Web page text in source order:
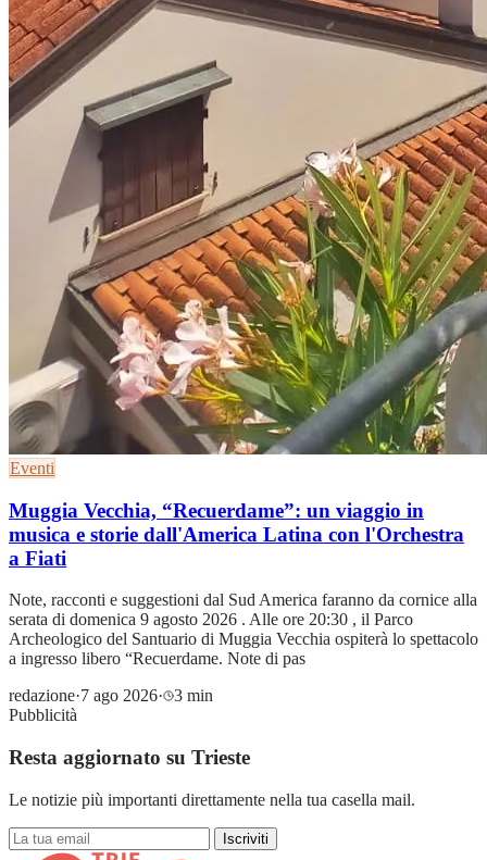
Eventi
Muggia Vecchia, “Recuerdame”: un viaggio in
musica e storie dall'America Latina con l'Orchestra
a Fiati
Note, racconti e suggestioni dal Sud America faranno da cornice alla
serata di domenica 9 agosto 2026 . Alle ore 20:30 , il Parco
Archeologico del Santuario di Muggia Vecchia ospiterà lo spettacolo
a ingresso libero “Recuerdame. Note di pas
redazione·7 ago 2026·
3 min
Pubblicità
Resta aggiornato su Trieste
Le notizie più importanti direttamente nella tua casella mail.
Iscriviti